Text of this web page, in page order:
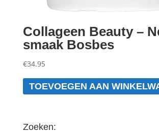
Collageen Beauty –
smaak Bosbes
€34.95
TOEVOEGEN AAN
Zoeken: